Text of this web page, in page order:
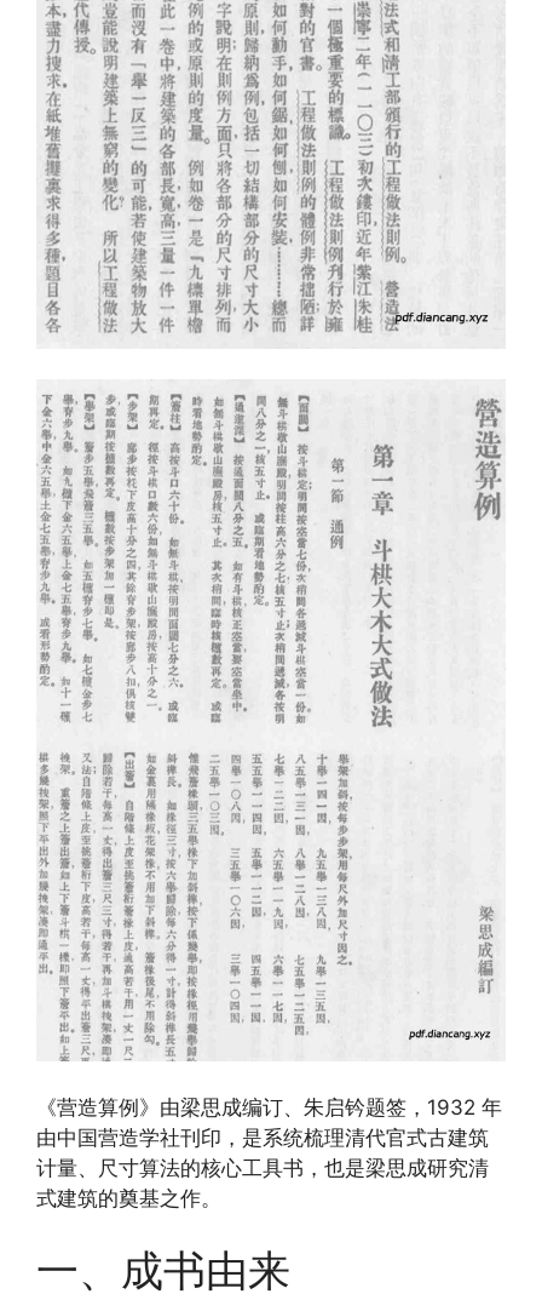
《营造算例》由梁思成编订、朱启钤题签，1932 年
由中国营造学社刊印，是系统梳理清代官式古建筑
计量、尺寸算法的核心工具书，也是梁思成研究清
式建筑的奠基之作。
一、成书由来